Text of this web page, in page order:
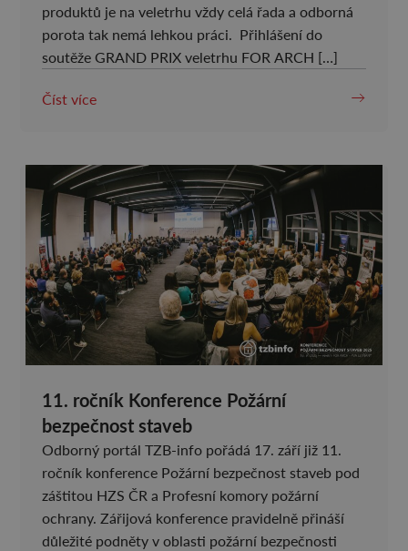
produktů je na veletrhu vždy celá řada a odborná
porota tak nemá lehkou práci. Přihlášení do
soutěže GRAND PRIX veletrhu FOR ARCH […]
Číst více
11. ročník Konference Požární
bezpečnost staveb
Odborný portál TZB-info pořádá 17. září již 11.
ročník konference Požární bezpečnost staveb pod
záštitou HZS ČR a Profesní komory požární
ochrany. Zářijová konference pravidelně přináší
důležité podněty v oblasti požární bezpečnosti